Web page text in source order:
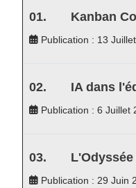
Kanban
Publication : 13
IA dans
Publication : 6 Juillet
Publication : 29 Juin